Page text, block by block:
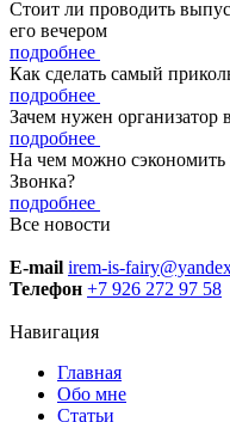
Стоит ли проводить
его вечером
подробнее
Как сделать самый
подробнее
Зачем нужен организатор
подробнее
На чем можно сэкономить
Звонка?
подробнее
Все новости
E-mail irem-is-
Телефон +7 926 272 97 58
Навигация
Главная
Обо мне
Статьи